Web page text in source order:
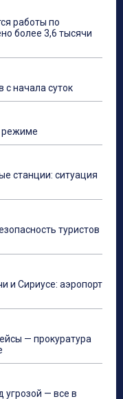
работы по
более 3,6 тысячи
с начала суток
режиме
станции: ситуация
туристов
и Сириусе: аэропорт
— прокуратура
— все в